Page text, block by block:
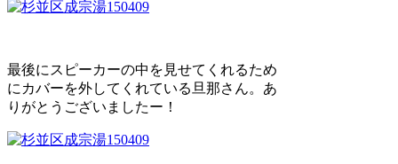
最後にスピーカーの中を見せてくれるため
にカバーを外してくれている旦那さん。あ
りがとうございましたー！